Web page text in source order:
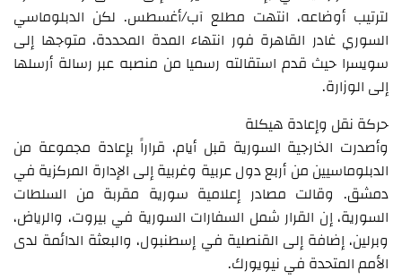
لترتيب أوضاعه، انتهت مطلع آب/أغسطس. لكن الدبلوماسي
السوري غادر القاهرة فور انتهاء المدة المحددة، متوجها إلى
سويسرا حيث قدم استقالته رسميا من منصبه عبر رسالة أرسلها
إلى الوزارة.
حركة نقل وإعادة هيكلة
وأصدرت الخارجية السورية قبل أيام، قراراً بإعادة مجموعة من
الدبلوماسيين من أربع دول عربية وغربية إلى الإدارة المركزية في
دمشق. وقالت مصادر إعلامية سورية مقربة من السلطات
السورية، إن القرار شمل السفارات السورية في بيروت، والرياض،
وبرلين، إضافة إلى القنصلية في إسطنبول، والبعثة الدائمة لدى
الأمم المتحدة في نيويورك.